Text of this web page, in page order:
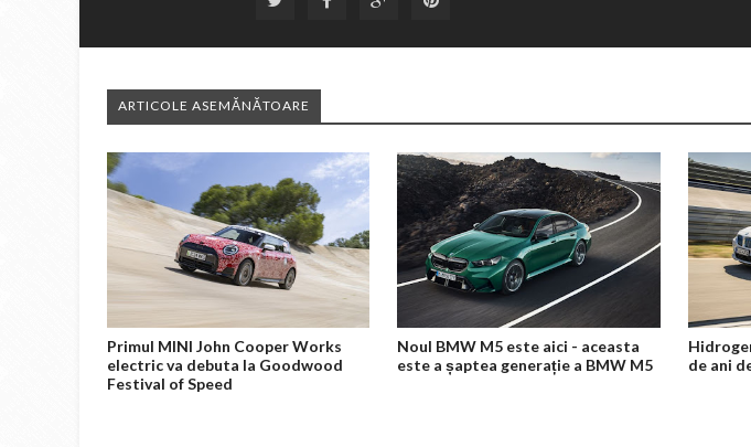
ARTICOLE ASEMĂNĂTOARE
Primul MINI John Cooper Works
electric va debuta la Goodwood
Festival of Speed
Noul BMW M5 este aici - aceasta
este a șaptea generație a BMW M5
de ani